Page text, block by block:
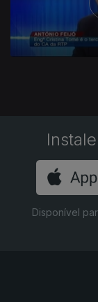
Disponível